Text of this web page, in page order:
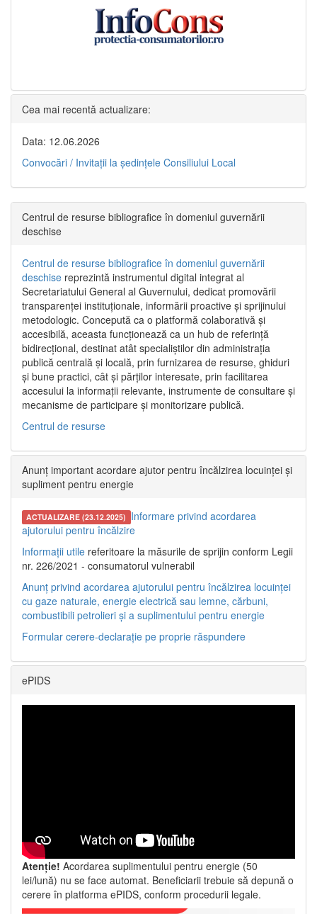
Cea mai recentă actualizare:
Data: 12.06.2026
Convocări / Invitaţii la şedinţele Consiliului Local
Centrul de resurse bibliografice în domeniul guvernării
deschise
Centrul de resurse bibliografice în domeniul guvernării
deschise reprezintă instrumentul digital integrat al
Secretariatului General al Guvernului, dedicat promovării
transparenței instituționale, informării proactive și sprijinului
metodologic. Concepută ca o platformă colaborativă și
accesibilă, aceasta funcționează ca un hub de referință
bidirecțional, destinat atât specialiștilor din administrația
publică centrală și locală, prin furnizarea de resurse, ghiduri
și bune practici, cât și părților interesate, prin facilitarea
accesului la informații relevante, instrumente de consultare și
mecanisme de participare și monitorizare publică.
Centrul de resurse
Anunț important acordare ajutor pentru încălzirea locuinței și
supliment pentru energie
ACTUALIZARE (23.12.2025) Informare privind acordarea
ajutorului pentru încălzire
Informații utile referitoare la măsurile de sprijin conform Legii
nr. 226/2021 - consumatorul vulnerabil
Anunț privind acordarea ajutorului pentru încălzirea locuinței
cu gaze naturale, energie electrică sau lemne, cărbuni,
combustibili petrolieri și a suplimentului pentru energie
Formular cerere-declarație pe proprie răspundere
ePIDS
Atenție! Acordarea suplimentului pentru energie (50
lei/lună) nu se face automat. Beneficiarii trebuie să depună o
cerere în platforma ePIDS, conform procedurii legale.